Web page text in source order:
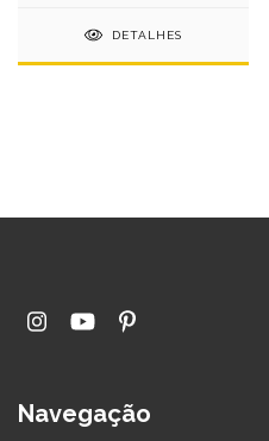
DETALHES
Navegação